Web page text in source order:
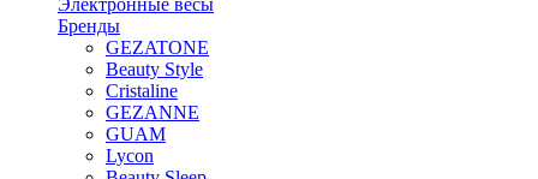
Электронные весы
Бренды
GEZATONE
Beauty Style
Cristaline
GEZANNE
GUAM
Lycon